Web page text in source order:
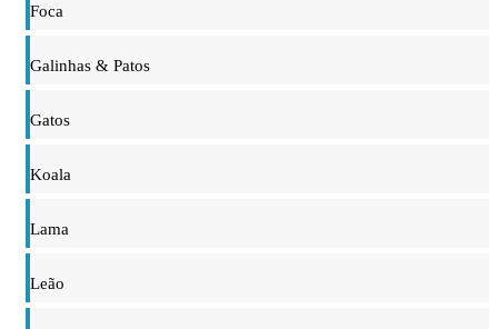
Foca
Galinhas & Patos
Gatos
Koala
Lama
Leão